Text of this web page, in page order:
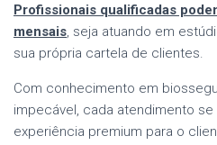
Profissionais qualificadas
mensais, seja atuando em
sua própria cartela de clientes.
Com conhecimento em
impecável, cada atendimento se
experiência premium para o